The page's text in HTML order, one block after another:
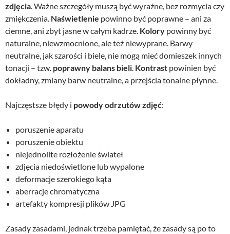
zdjęcia . Ważne szczegóły muszą być wyraźne, bez rozmycia czy
zmiękczenia. Naświetlenie powinno być poprawne – ani za
ciemne, ani zbyt jasne w całym kadrze. Kolory powinny być
naturalne, niewzmocnione, ale też niewyprane. Barwy
neutralne, jak szarości i biele, nie mogą mieć domieszek innych
tonacji – tzw. poprawny balans bieli Kontrast powinien być
dokładny, zmiany barw neutralne, a przejścia tonalne płynne.
Najczęstsze błędy i powody odrzutów zdjęć:
poruszenie aparatu
poruszenie obiektu
niejednolite rozłożenie świateł
zdjęcia niedoświetlone lub wypalone
deformacje szerokiego kąta
aberracje chromatyczna
artefakty kompresji plików JPG
Zasady zasadami, jednak trzeba pamiętać, że zasady są po to